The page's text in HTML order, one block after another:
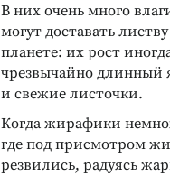
В них очень много
могут доставать
планете: их рост
чрезвычайно длинный
и свежие листочки.
Когда жирафики
где под присмотром
резвились, радуясь